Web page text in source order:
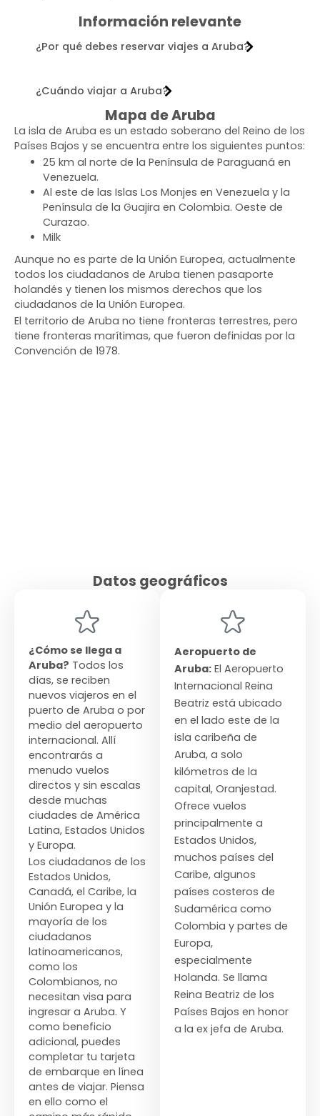
Información relevante
¿Por qué debes reservar viajes a Aruba?
¿Cuándo viajar a Aruba?
Mapa de Aruba
La isla de Aruba es un estado soberano del Reino de los
Países Bajos y se encuentra entre los siguientes puntos:
25 km al norte de la Península de Paraguaná en
Venezuela.
Al este de las Islas Los Monjes en Venezuela y la
Península de la Guajira en Colombia. Oeste de
Curazao.
Milk
Aunque no es parte de la Unión Europea, actualmente
todos los ciudadanos de Aruba tienen pasaporte
holandés y tienen los mismos derechos que los
ciudadanos de la Unión Europea.
El territorio de Aruba no tiene fronteras terrestres, pero
tiene fronteras marítimas, que fueron definidas por la
Convención de 1978.
Datos geográficos
¿Cómo se llega a
Aruba? Todos los
días, se reciben
nuevos viajeros en el
puerto de Aruba o por
medio del aeropuerto
internacional. Allí
encontrarás a
menudo vuelos
directos y sin escalas
desde muchas
ciudades de América
Latina, Estados Unidos
y Europa.
Los ciudadanos de los
Estados Unidos,
Canadá, el Caribe, la
Unión Europea y la
mayoría de los
ciudadanos
latinoamericanos,
como los
Colombianos, no
necesitan visa para
ingresar a Aruba. Y
como beneficio
adicional, puedes
completar tu tarjeta
de embarque en línea
antes de viajar. Piensa
en ello como el
Aeropuerto de
Aruba: El Aeropuerto
Internacional Reina
Beatriz está ubicado
en el lado este de la
isla caribeña de
Aruba, a solo
kilómetros de la
capital, Oranjestad.
Ofrece vuelos
principalmente a
Estados Unidos,
muchos países del
Caribe, algunos
países costeros de
Sudamérica como
Colombia y partes de
Europa,
especialmente
Holanda. Se llama
Reina Beatriz de los
Países Bajos en honor
a la ex jefa de Aruba.